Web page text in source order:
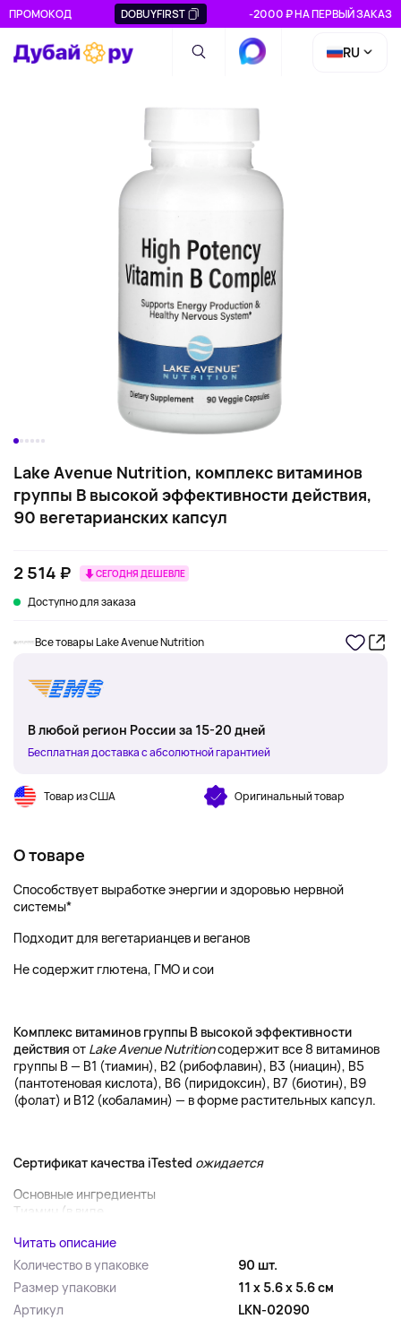
ПРОМОКОД DOBUYFIRST -2000 ₽ НА ПЕРВЫЙ ЗАКАЗ
RU
Lake Avenue Nutrition, комплекс витаминов
группы B высокой эффективности действия,
90 вегетарианских капсул
2 514 ₽ СЕГОДНЯ ДЕШЕВЛЕ
Доступно для заказа
Все товары Lake Avenue Nutrition
В любой регион России за 15-20 дней
Бесплатная доставка с абсолютной гарантией
Товар из США Оригинальный товар
О товаре
Способствует выработке энергии и здоровью нервной
системы*
Подходит для вегетарианцев и веганов
Не содержит глютена, ГМО и сои
Комплекс витаминов группы B высокой эффективности
действия от Lake Avenue Nutritionсодержит все 8 витаминов
группы В — В1 (тиамин), В2 (рибофлавин), В3 (ниацин), В5
(пантотеновая кислота), В6 (пиридоксин), В7 (биотин), В9
(фолат) и В12 (кобаламин) — в форме растительных капсул.
Сертификат качества iTested ожидается
Основные ингредиенты
Тиамин (в виде...
Читать описание
Количество в упаковке
90 шт.
Размер упаковки
11 x 5.6 x 5.6 см
Артикул
LKN-02090